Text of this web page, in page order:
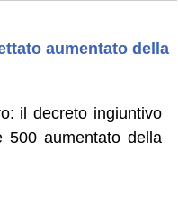
aumentato della
il decreto ingiuntivo
aumentato della